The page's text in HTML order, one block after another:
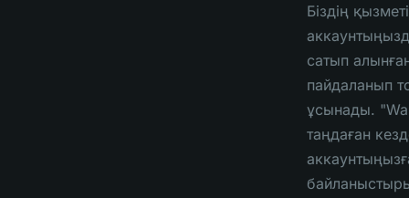
Біздің
сатып
пайдаланып
ұсынады.
таңдаған